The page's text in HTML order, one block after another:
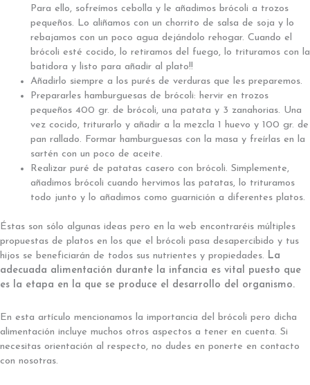
Para ello, sofreímos cebolla y le añadimos brócoli a trozos
pequeños. Lo aliñamos con un chorrito de salsa de soja y lo
rebajamos con un poco agua dejándolo rehogar. Cuando el
brócoli esté cocido, lo retiramos del fuego, lo trituramos con la
batidora y listo para añadir al plato!!
Añadirlo siempre a los purés de verduras que les preparemos.
Prepararles hamburguesas de brócoli: hervir en trozos
pequeños 400 gr. de brócoli, una patata y 3 zanahorias. Una
vez cocido, triturarlo y añadir a la mezcla 1 huevo y 100 gr. de
pan rallado. Formar hamburguesas con la masa y freírlas en la
sartén con un poco de aceite.
Realizar puré de patatas casero con brócoli. Simplemente,
añadimos brócoli cuando hervimos las patatas, lo trituramos
todo junto y lo añadimos como guarnición a diferentes platos.
Éstas son sólo algunas ideas pero en la web encontraréis múltiples
propuestas de platos en los que el brócoli pasa desapercibido y tus
hijos se beneficiarán de todos sus nutrientes y propiedades. La
adecuada alimentación durante la infancia es vital puesto que
es la etapa en la que se produce el desarrollo del organismo.
En esta artículo mencionamos la importancia del brócoli pero dicha
alimentación incluye muchos otros aspectos a tener en cuenta. Si
necesitas orientación al respecto, no dudes en ponerte en contacto
con nosotras.